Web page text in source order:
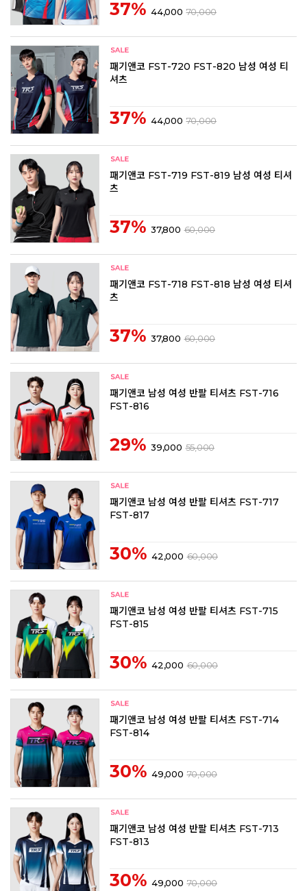
37% 44,000 70,000
패기앤코 FST-720 FST-820 남성 여성 티
셔츠
37% 44,000 70,000
패기앤코 FST-719 FST-819 남성 여성 티셔
츠
37% 37,800 60,000
패기앤코 FST-718 FST-818 남성 여성 티셔
츠
37% 37,800 60,000
패기앤코 남성 여성 반팔 티셔츠 FST-716
FST-816
29% 39,000 55,000
패기앤코 남성 여성 반팔 티셔츠 FST-717
FST-817
30% 42,000 60,000
패기앤코 남성 여성 반팔 티셔츠 FST-715
FST-815
30% 42,000 60,000
패기앤코 남성 여성 반팔 티셔츠 FST-714
FST-814
30% 49,000 70,000
패기앤코 남성 여성 반팔 티셔츠 FST-713
FST-813
30% 49,000 70,000